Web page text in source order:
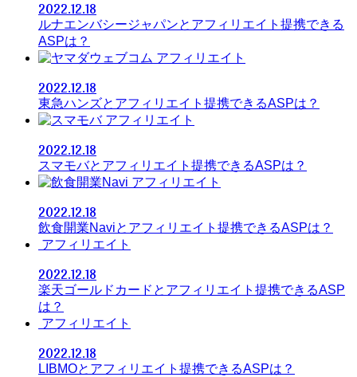
2022.12.18
ルナエンバシージャパンとアフィリエイト提携できる
ASPは？
アフィリエイト
2022.12.18
東急ハンズとアフィリエイト提携できるASPは？
アフィリエイト
2022.12.18
スマモバとアフィリエイト提携できるASPは？
アフィリエイト
2022.12.18
飲食開業Naviとアフィリエイト提携できるASPは？
アフィリエイト
2022.12.18
楽天ゴールドカードとアフィリエイト提携できるASP
は？
アフィリエイト
2022.12.18
LIBMOとアフィリエイト提携できるASPは？